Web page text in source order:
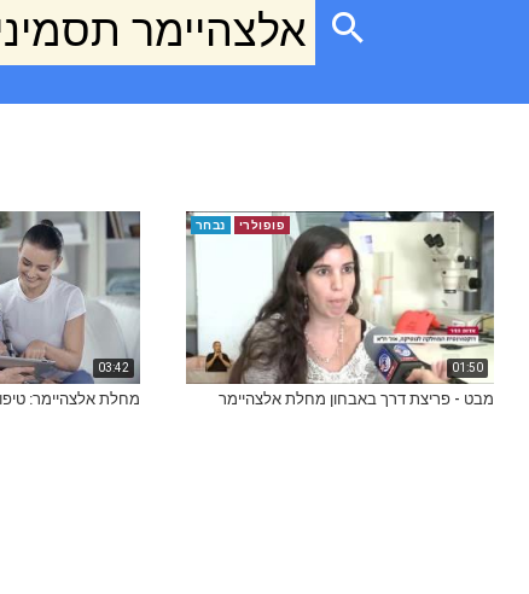
אלצהיימר
01:50
פופולרי נבחר
מבט - פריצת דרך באבחון מחלת אלצהיימר
03:42
מחלת אלצהיימר: